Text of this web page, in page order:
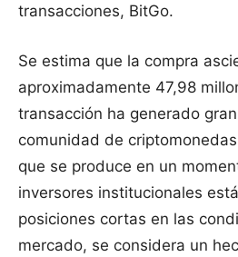
transacciones, BitGo.
Se estima que la compra
aproximadamente 47,98
transacción ha generado
comunidad de
que se produce en un
inversores institucionales
posiciones cortas en las
mercado, se considera un